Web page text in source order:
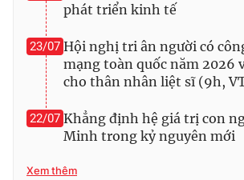
phát triển kinh tế
23/07 Hội nghị tri ân người có
mạng toàn quốc năm 2026
cho thân nhân liệt sĩ (9h,
22/07 Khẳng định hệ giá trị con
Minh trong kỷ nguyên mới
Xem thêm